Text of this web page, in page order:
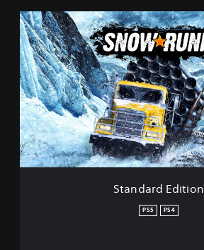
Standard Edition
PS4
PS5